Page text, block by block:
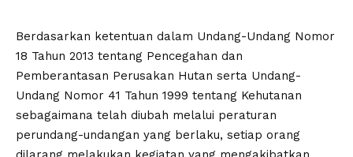
Berdasarkan ketentuan dalam Undang-Undang Nomor
18 Tahun 2013 tentang Pencegahan dan
Pemberantasan Perusakan Hutan serta Undang-
Undang Nomor 41 Tahun 1999 tentang Kehutanan
sebagaimana telah diubah melalui peraturan
perundang-undangan yang berlaku, setiap orang